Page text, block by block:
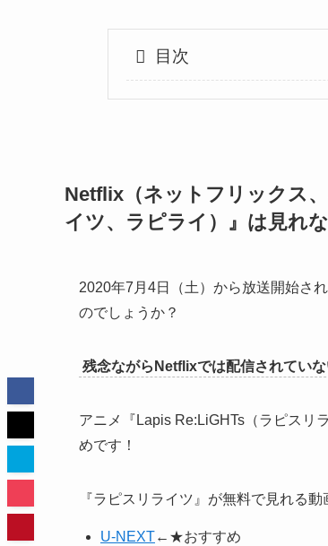
目次
Netflix（ネットフリックス
イツ、ラピライ）』は見れ
2020年7月4日（土）から放送開始さ
のでしょうか？
残念ながらNetflixでは配信されてい
アニメ『Lapis Re:LiGHTs（ラピスリ
めです！
『ラピスリライツ』が無料で見れる
U-NEXT ←★おすすめ